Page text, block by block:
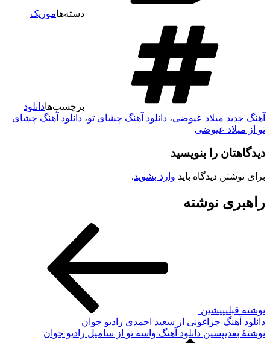
دسته‌هاموزیک
برچسب‌هادانلود
آهنگ جدید میلاد عیوضی، دانلود آهنگ چشای تو، دانلود آهنگ چشای
تو از میلاد عیوضی
دیدگاهتان را بنویسید
برای نوشتن دیدگاه باید وارد بشوید.
راهبری نوشته
نوشته قبلیپیشین
دانلود آهنگ چراغونی از سعید احمدی رادیو جوان
نوشته‌ٔ بعدیپسین دانلود آهنگ واسه تو از سامیل رادیو جوان